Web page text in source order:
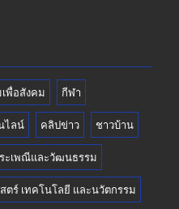
พื่อสังคม กีฬา
ไลน์ คลิปข่าว ชาวบ้าน
ะเพณีและวัฒนธรรม
ตร์ เทคโนโลยี และนวัตกรรม